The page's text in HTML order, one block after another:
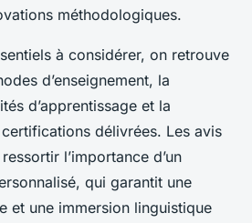
méthodologiques.
à considérer, on retrouve
d’enseignement, la
d’apprentissage et la
délivrées. Les avis
l’importance d’un
qui garantit une
et une immersion linguistique